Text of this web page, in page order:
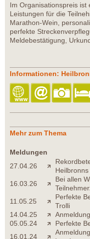
Im Organisationspreis ist
Leistungen für die
Marathon-Wein,
perfekte
Meldebestätigung,
Informationen:
Mehr zum Thema
Meldungen
27.04.26
Heilbronns
16.03.26
Bei allen
11.05.25
Perfekte
Trolli
14.04.25
05.05.24
Perfekte
16.01.24